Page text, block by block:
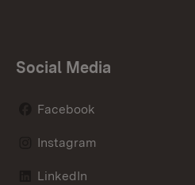
Social Media
Facebook
Instagram
LinkedIn